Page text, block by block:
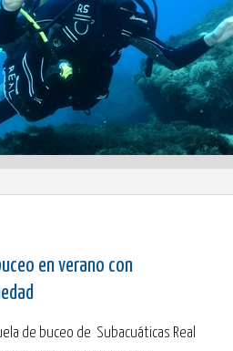
en verano con
de buceo de Subacuáticas Real